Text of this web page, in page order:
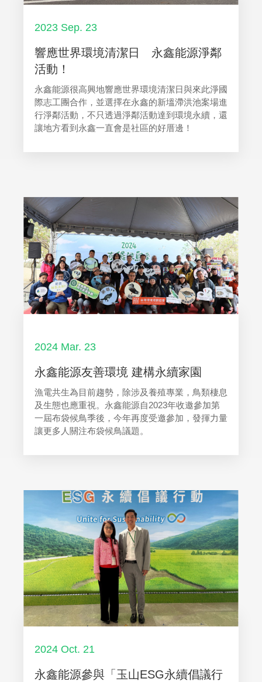
2023 Sep. 23
響應世界環境清潔日 永鑫能源淨鄰
活動！
永鑫能源很高興地響應世界環境清潔日與來此淨國
際志工團合作，並選擇在永鑫的新塭滯洪池案場進
行淨鄰活動，不只透過淨鄰活動達到環境永續，還
讓地方看到永鑫一直會是社區的好厝邊！
2024 Mar. 23
永鑫能源友善環境 建構永續家園
漁電共生為目前趨勢，除涉及養殖專業，鳥類棲息
及生態也應重視。永鑫能源自2023年收邀參加第
一屆布袋候鳥季後，今年再度受邀參加，發揮力量
讓更多人關注布袋候鳥議題。
2024 Oct. 21
永鑫能源參與「玉山ESG永續倡議行